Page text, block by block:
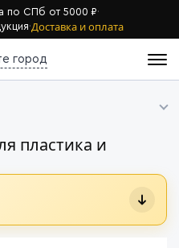
по СПб от 5000 ₽·
·Доставка и оплата
город
пластика и